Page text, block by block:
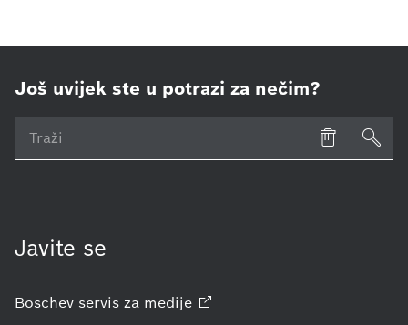
Još uvijek ste u potrazi za nečim?
Javite se
Boschev servis za medije